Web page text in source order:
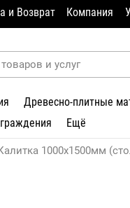
и Возврат Компания
Древесно-плитные
Ещё
1000х1500мм